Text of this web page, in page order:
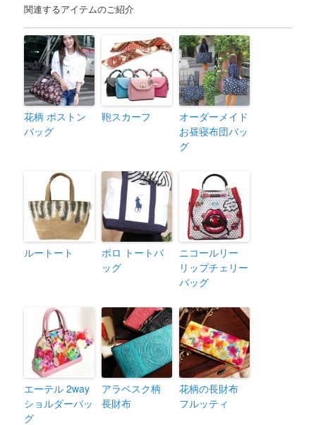
関連するアイテムのご紹介
花柄 ボストン
バッグ
鞄スカーフ
オーダーメイド
お昼寝布団バッ
グ
ルートート
ポロ トートバ
ッグ
ニコールリー
リップチェリー
バッグ
エーテル 2way
ショルダーバッ
グ
アラベスク柄
長財布
花柄の長財布
フルッティ